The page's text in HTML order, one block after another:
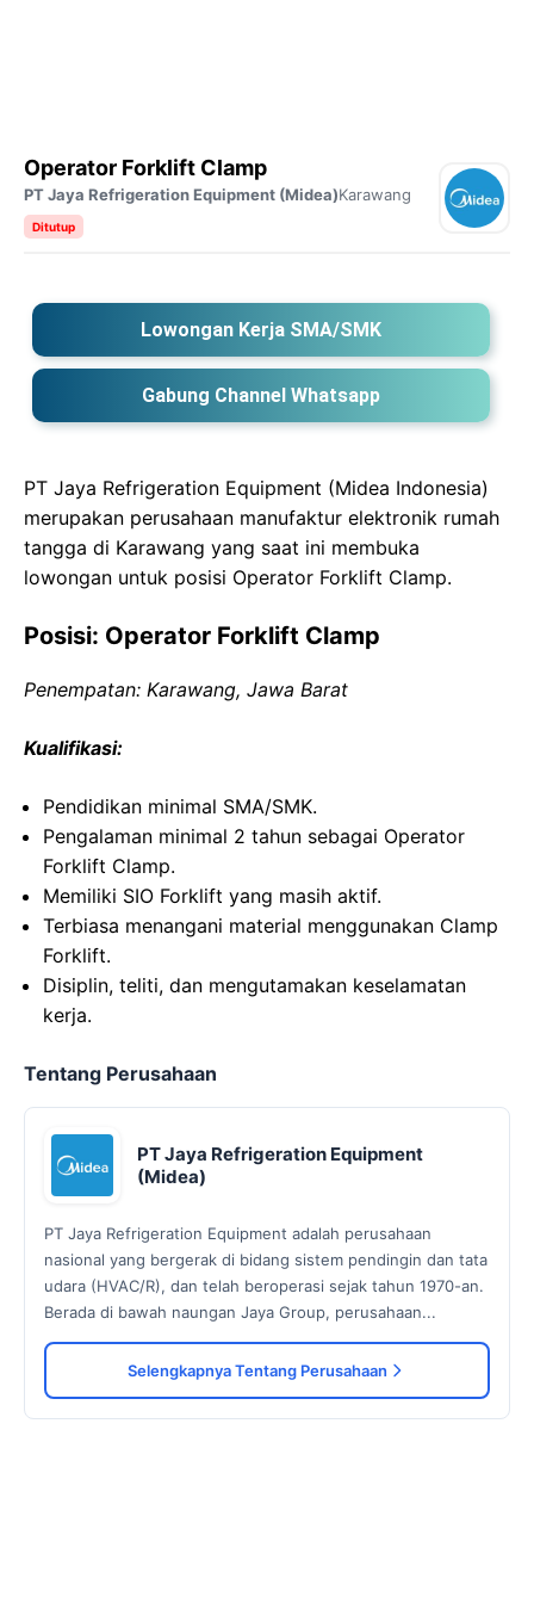
Operator Forklift Clamp
PT Jaya Refrigeration Equipment (Midea)Karawang
Ditutup
Lowongan Kerja SMA/SMK
Gabung Channel Whatsapp
PT Jaya Refrigeration Equipment (Midea Indonesia)
merupakan perusahaan manufaktur elektronik rumah
tangga di Karawang yang saat ini membuka
lowongan untuk posisi Operator Forklift Clamp.
Posisi: Operator Forklift Clamp
Penempatan: Karawang, Jawa Barat
Kualifikasi:
Pendidikan minimal SMA/SMK.
Pengalaman minimal 2 tahun sebagai Operator
Forklift Clamp.
Memiliki SIO Forklift yang masih aktif.
Terbiasa menangani material menggunakan Clamp
Forklift.
Disiplin, teliti, dan mengutamakan keselamatan
kerja.
Tentang Perusahaan
PT Jaya Refrigeration Equipment
(Midea)
PT Jaya Refrigeration Equipment adalah perusahaan
nasional yang bergerak di bidang sistem pendingin dan tata
udara (HVAC/R), dan telah beroperasi sejak tahun 1970-an.
Berada di bawah naungan Jaya Group, perusahaan...
Selengkapnya Tentang Perusahaan